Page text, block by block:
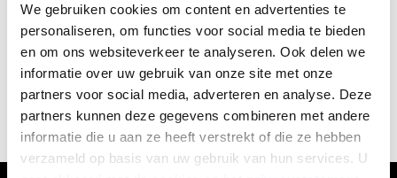
We gebruiken cookies om content en advertenties te
personaliseren, om functies voor social media te bieden
en om ons websiteverkeer te analyseren. Ook delen we
informatie over uw gebruik van onze site met onze
partners voor social media, adverteren en analyse. Deze
partners kunnen deze gegevens combineren met andere
informatie die u aan ze heeft verstrekt of die ze hebben
verzameld op basis van uw gebruik van hun services. U
Het ziet ernaar uit dat de Noord-Hollandse sauna’s nog even
geduld moeten hebben voordat ze de stoom- en zweetruimtes
weer kunnen opwarmen. Tijd dus voor een historisch
overzicht.